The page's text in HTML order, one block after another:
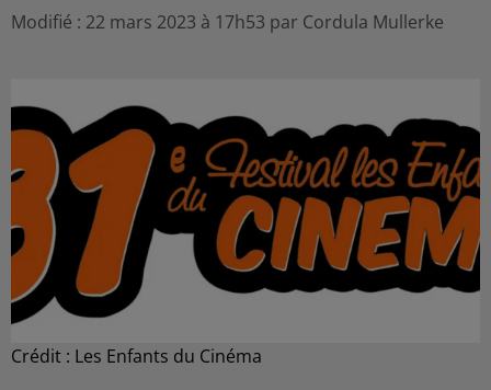
Modifié : 22 mars 2023 à 17h53 par Cordula Mullerke
Crédit : Les Enfants du Cinéma